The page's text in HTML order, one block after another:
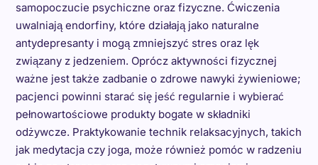
samopoczucie psychiczne oraz fizyczne. Ćwiczenia
uwalniają endorfiny, które działają jako naturalne
antydepresanty i mogą zmniejszyć stres oraz lęk
związany z jedzeniem. Oprócz aktywności fizycznej
ważne jest także zadbanie o zdrowe nawyki żywieniowe;
pacjenci powinni starać się jeść regularnie i wybierać
pełnowartościowe produkty bogate w składniki
odżywcze. Praktykowanie technik relaksacyjnych, takich
jak medytacja czy joga, może również pomóc w radzeniu